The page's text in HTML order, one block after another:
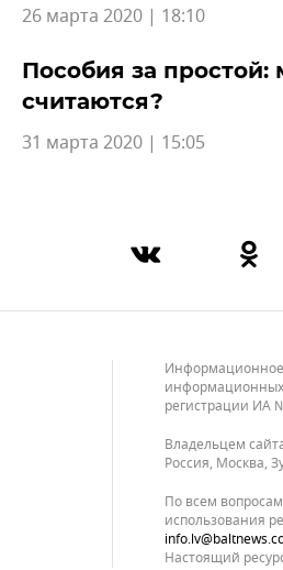
26 марта 2020 | 18:10
Пособия за
считаются?
31 марта 2020 | 15:05
Информационное
информационных
регистрации ИА
Владельцем
Россия, Москва,
По всем
использования
Настоящий